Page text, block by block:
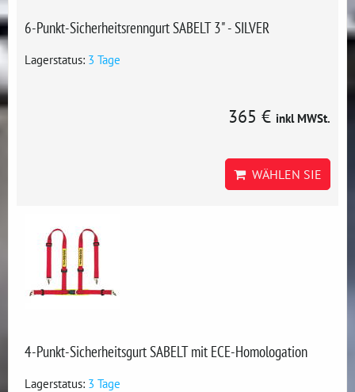
6-Punkt-Sicherheitsrenngurt SABELT 3" - SILVER
Lagerstatus: 3 Tage
365 € inkl MWSt.
WÄHLEN SIE
4-Punkt-Sicherheitsgurt SABELT mit ECE-Homologation
Lagerstatus: 3 Tage